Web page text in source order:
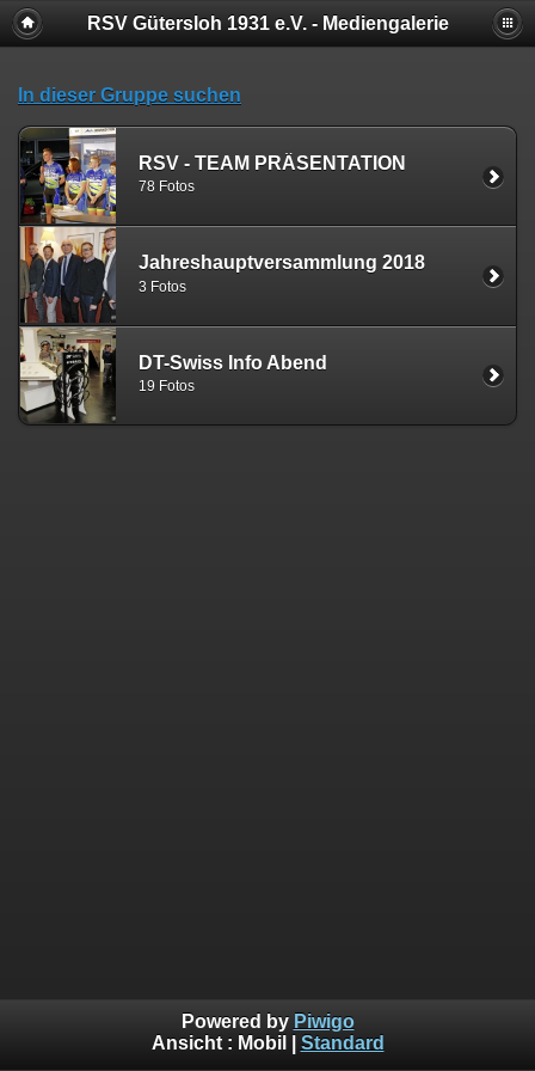
RSV Gütersloh 1931 e.V. - Mediengalerie
In dieser Gruppe suchen
RSV - TEAM PRÄSENTATION
78 Fotos
Jahreshauptversammlung 2018
3 Fotos
DT-Swiss Info Abend
19 Fotos
Powered by Piwigo
Ansicht : Mobil Standard